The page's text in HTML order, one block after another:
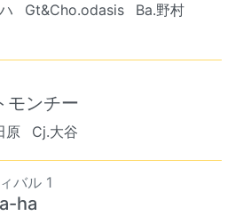
Gt&Cho.odasis
Ba.野村
モンチー
原 Cj.大谷
バル 1
ha